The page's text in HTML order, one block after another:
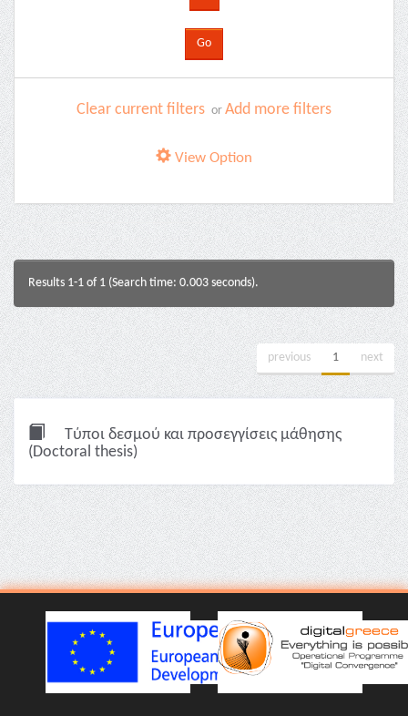
Clear current filters or Add more filters
View Option
Results 1-1 of 1 (Search time: 0.003 seconds).
previous 1 next
Τύποι δεσμού και προσεγγίσεις μάθησης
(Doctoral thesis)